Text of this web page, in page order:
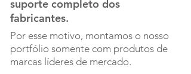
suporte completo dos
fabricantes.
Por esse motivo, montamos o nosso
portfólio somente com produtos de
marcas líderes de mercado.